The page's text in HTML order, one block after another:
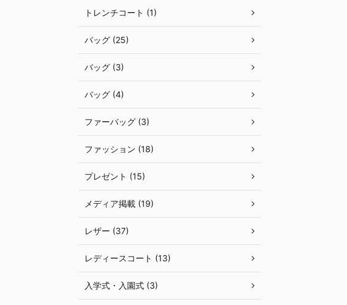
トレンチコート (1)
バッグ (25)
バッグ (3)
バッグ (4)
ファーバッグ (3)
ファッション (18)
プレゼント (15)
メディア掲載 (19)
レザー (37)
レディースコート (13)
入学式・入園式 (3)